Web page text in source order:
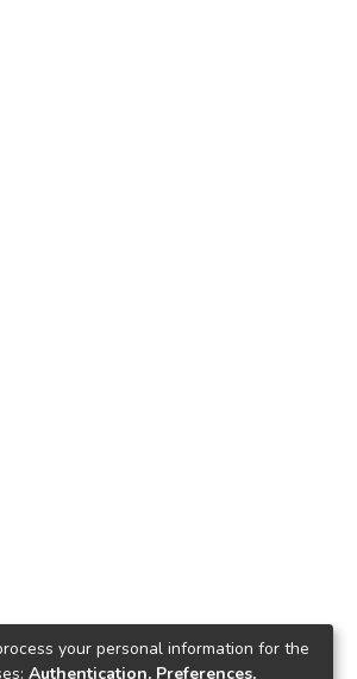
your personal information for the
Authentication, Preferences,